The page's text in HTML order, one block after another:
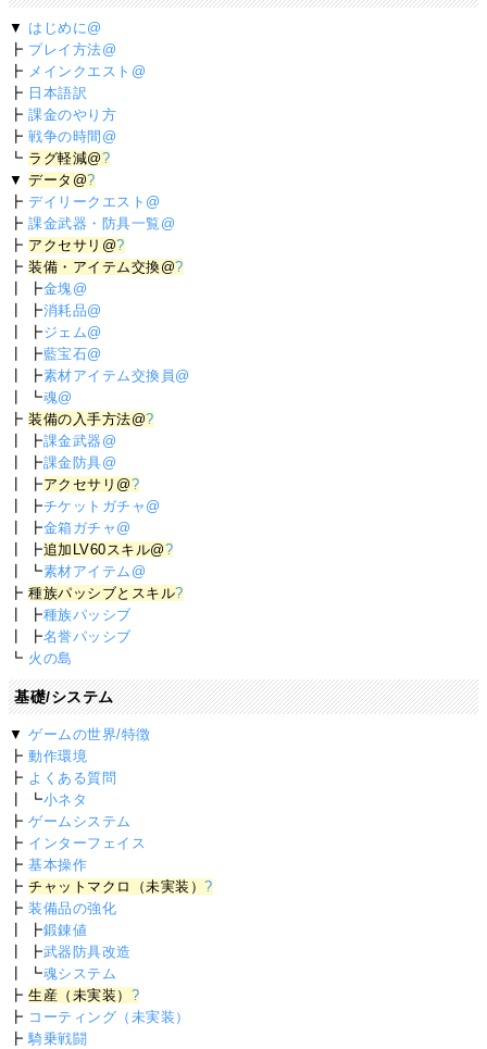
▼ はじめに@
┣ プレイ方法@
┣ メインクエスト@
┣ 日本語訳
┣課金のやり方
┣戦争の時間@
┗ ラグ軽減@?
▼データ@?
┣デイリークエスト@
┣課金武器・防具一覧@
┣ アクセサリ@?
┣装備・アイテム交換@?
┃ ┣金塊@
┃ ┣消耗品@
┃ ┣ジェム@
┃ ┣藍宝石@
┃ ┣素材アイテム交換員@
┃ ┗魂@
┣装備の入手方法@?
┃ ┣課金武器@
┃ ┣課金防具@
┃ ┣アクセサリ@?
┃ ┣チケットガチャ@
┃ ┣金箱ガチャ@
┃ ┣追加LV60スキル@?
┃ ┗素材アイテム@
┣種族パッシブとスキル?
┃ ┣種族パッシブ
┃ ┣名誉パッシブ
┗ 火の島
基礎/システム
▼ゲームの世界/特徴
┣動作環境
┣ よくある質問
┃ ┗小ネタ
┣ゲームシステム
┣ インターフェイス
┣基本操作
┣チャットマクロ（未実装）?
┣装備品の強化
┃ ┣鍛錬値
┃ ┣武器防具改造
┃ ┗魂システム
┣生産（未実装） ?
┣ コーティング（未実装）
┣騎乗戦闘